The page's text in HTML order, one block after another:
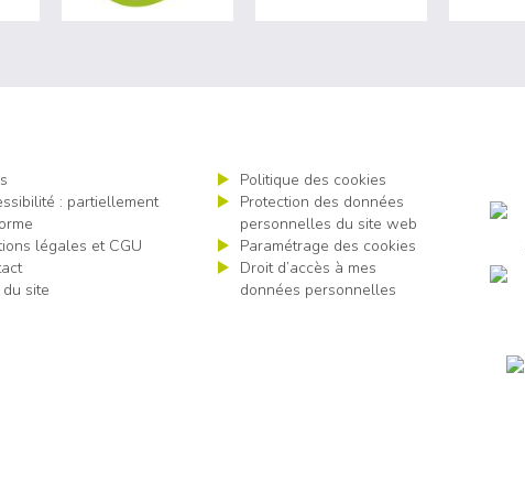
: partiellement
légales et CGU
site
Politique des cookies
Protection des données
personnelles du site web
Paramétrage des cookies
Droit d’accès à mes
données personnelles